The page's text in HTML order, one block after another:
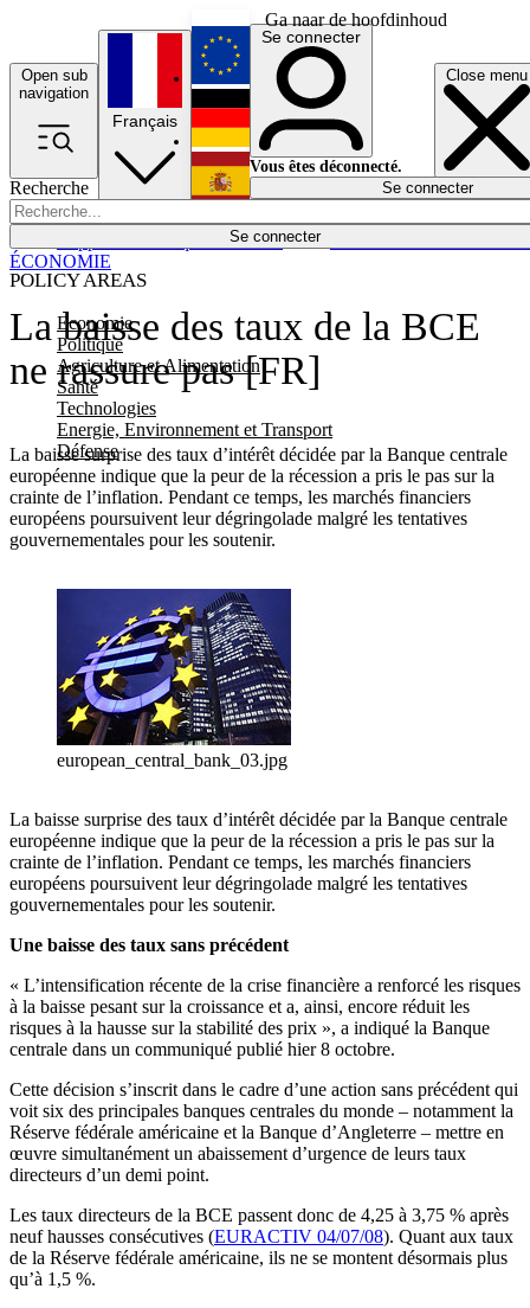
Ga naar de hoofdinhoud
Open sub
navigation
Close menu
Recherche
Se connecter
POLICY AREAS
Economie
Politique
Agriculture et Alimentation
Santé
Technologies
Energie, Environnement et Transport
Défense
Économie
Français
English
Deutsch
Español
Se connecter
Vous êtes déconnecté.
Se connecter
La baisse des taux de la BCE
ne rassure pas [FR]
La baisse surprise des taux d’intérêt décidée par la Banque centrale
européenne indique que la peur de la récession a pris le pas sur la
crainte de l’inflation. Pendant ce temps, les marchés financiers
européens poursuivent leur dégringolade malgré les tentatives
gouvernementales pour les soutenir.
ÉCONOMIE
european_central_bank_03.jpg
La baisse surprise des taux d’intérêt décidée par la Banque centrale
européenne indique que la peur de la récession a pris le pas sur la
crainte de l’inflation. Pendant ce temps, les marchés financiers
européens poursuivent leur dégringolade malgré les tentatives
gouvernementales pour les soutenir.
Une baisse des taux sans précédent
« L’intensification récente de la crise financière a renforcé les risques
à la baisse pesant sur la croissance et a, ainsi, encore réduit les
risques à la hausse sur la stabilité des prix », a indiqué la Banque
centrale dans un communiqué publié hier 8 octobre.
Cette décision s’inscrit dans le cadre d’une action sans précédent qui
voit six des principales banques centrales du monde – notamment la
Réserve fédérale américaine et la Banque d’Angleterre – mettre en
œuvre simultanément un abaissement d’urgence de leurs taux
directeurs d’un demi point.
Les taux directeurs de la BCE passent donc de 4,25 à 3,75 % après
neuf hausses consécutives (EURACTIV 04/07/08). Quant aux taux
de la Réserve fédérale américaine, ils ne se montent désormais plus
qu’à 1,5 %.